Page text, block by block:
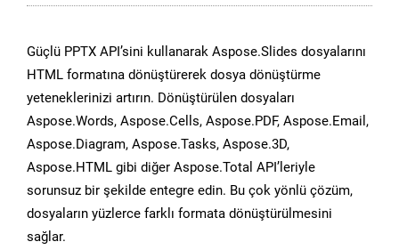
Güçlü PPTX API’sini kullanarak Aspose.Slides dosyalarını
HTML formatına dönüştürerek dosya dönüştürme
yeteneklerinizi artırın. Dönüştürülen dosyaları
Aspose.Words, Aspose.Cells, Aspose.PDF, Aspose.Email,
Aspose.Diagram, Aspose.Tasks, Aspose.3D,
Aspose.HTML gibi diğer Aspose.Total API’leriyle
sorunsuz bir şekilde entegre edin. Bu çok yönlü çözüm,
dosyaların yüzlerce farklı formata dönüştürülmesini
sağlar.